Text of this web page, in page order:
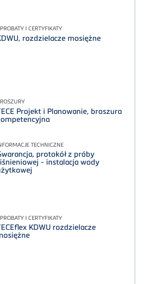
I CERTYFIKATY
rozdzielacze mosiężne
Projekt i Planowanie, broszura
TECHNICZNE
protokół z próby
- instalacja wody
I CERTYFIKATY
KDWU rozdzielacze